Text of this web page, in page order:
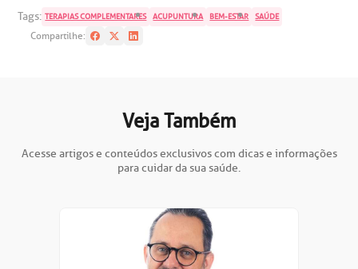
Tags: TERAPIAS COMPLEMENTARES ACUPUNTURA BEM-ESTAR SAÚDE
Compartilhe:
Veja Também
Acesse artigos e conteúdos exclusivos com dicas e informações
para cuidar da sua saúde.